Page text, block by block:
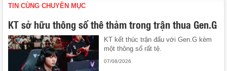
TIN CÙNG CHUYÊN MỤC
KT sở hữu thông số thê thảm trong trận thua Gen.G
KT kết thúc trận đấu với Gen.G kèm
một thông số rất tệ.
07/08/2026